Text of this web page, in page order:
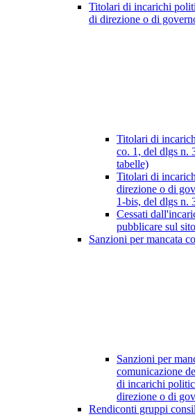
Titolari di incarichi
di direzione o di
Titolari di
co. 1, del dlgs n.
tabelle)
Titolari di
direzione o di
1-bis, del dlgs n.
Cessati
pubblicare sul
Sanzioni per mancata
Sanzioni per
comunicazione
di incarichi
direzione o di
Rendiconti gruppi